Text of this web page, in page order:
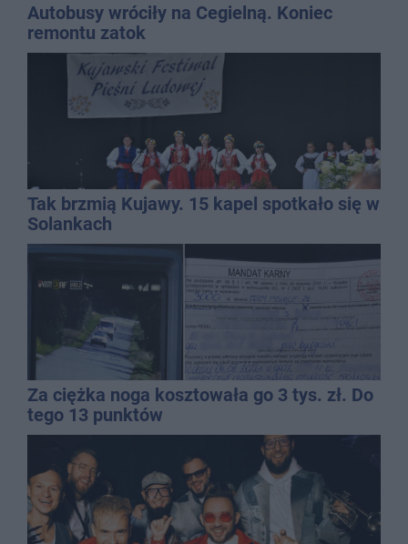
Autobusy wróciły na Cegielną. Koniec
remontu zatok
Tak brzmią Kujawy. 15 kapel spotkało się w
Solankach
Za ciężka noga kosztowała go 3 tys. zł. Do
tego 13 punktów